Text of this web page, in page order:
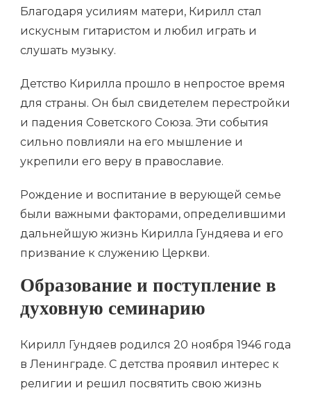
Благодаря усилиям матери, Кирилл стал
искусным гитаристом и любил играть и
слушать музыку.
Детство Кирилла прошло в непростое время
для страны. Он был свидетелем перестройки
и падения Советского Союза. Эти события
сильно повлияли на его мышление и
укрепили его веру в православие.
Рождение и воспитание в верующей семье
были важными факторами, определившими
дальнейшую жизнь Кирилла Гундяева и его
призвание к служению Церкви.
Образование и поступление в
духовную семинарию
Кирилл Гундяев родился 20 ноября 1946 года
в Ленинграде. С детства проявил интерес к
религии и решил посвятить свою жизнь